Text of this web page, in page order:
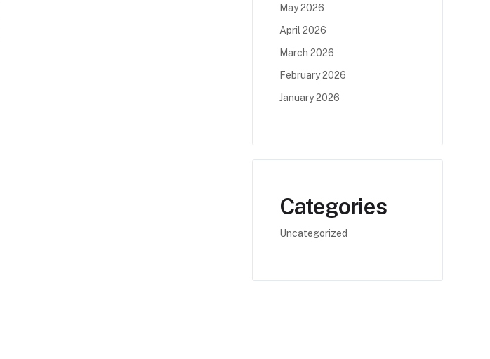
May 2026
April 2026
March 2026
February 2026
January 2026
Categories
Uncategorized